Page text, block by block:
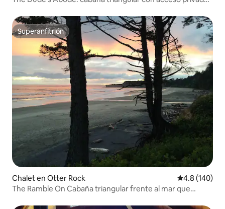
Superanfitrión
Superanfitrión
Chalet en Otter Rock Calificación
4.8 (140)
The Ramble On Cabaña triangular frente al mar que